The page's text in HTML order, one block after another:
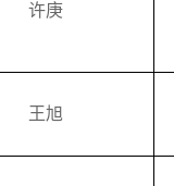
许庚
王旭